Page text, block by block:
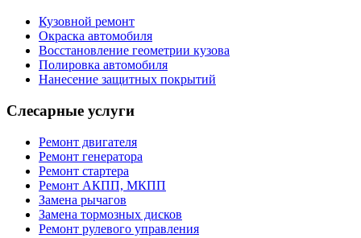
Кузовной ремонт
Окраска автомобиля
Восстановление геометрии кузова
Полировка автомобиля
Нанесение защитных покрытий
Слесарные услуги
Ремонт двигателя
Ремонт генератора
Ремонт стартера
Ремонт АКПП, МКПП
Замена рычагов
Замена тормозных дисков
Ремонт рулевого управления